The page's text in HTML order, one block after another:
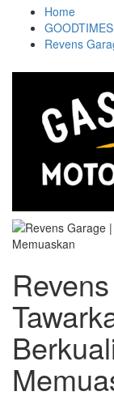
Home
GOODTIMES
Revens